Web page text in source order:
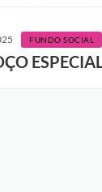
FUNDO SOCIAL